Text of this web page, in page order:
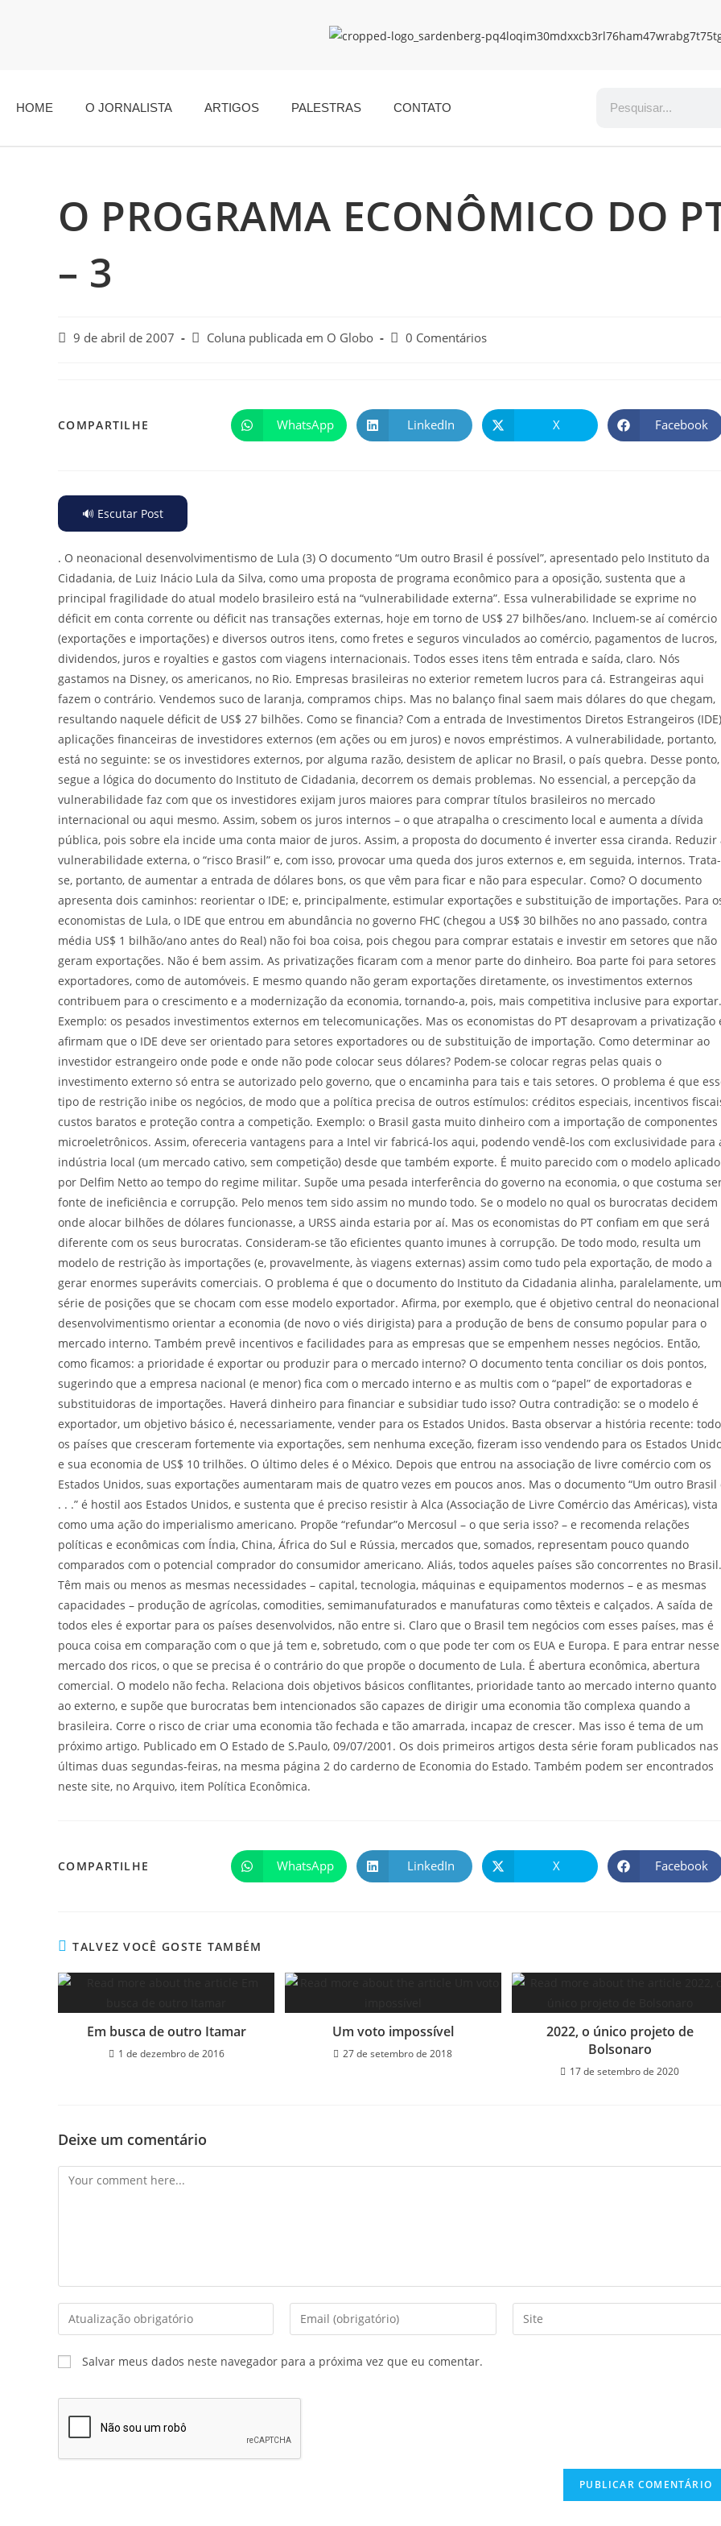
HOME O JORNALISTA ARTIGOS PALESTRAS CONTATO
O PROGRAMA ECONÔMICO DO
– 3
9 de abril de 2007 Coluna publicada em O Globo 0 Comentários
COMPARTILHE WhatsApp LinkedIn X Facebook
🔊 Escutar Post
. O neonacional desenvolvimentismo de Lula (3) O documento “Um outro Brasil é possível”, apresentado pelo Instituto da
Cidadania, de Luiz Inácio Lula da Silva, como uma proposta de programa econômico para a oposição, sustenta que a
principal fragilidade do atual modelo brasileiro está na “vulnerabilidade externa”. Essa vulnerabilidade se exprime no
déficit em conta corrente ou déficit nas transações externas, hoje em torno de US$ 27 bilhões/ano. Incluem-se aí comércio
(exportações e importações) e diversos outros itens, como fretes e seguros vinculados ao comércio, pagamentos de lucros,
dividendos, juros e royalties e gastos com viagens internacionais. Todos esses itens têm entrada e saída, claro. Nós
gastamos na Disney, os americanos, no Rio. Empresas brasileiras no exterior remetem lucros para cá. Estrangeiras aqui
fazem o contrário. Vendemos suco de laranja, compramos chips. Mas no balanço final saem mais dólares do que chegam,
resultando naquele déficit de US$ 27 bilhões. Como se financia? Com a entrada de Investimentos Diretos Estrangeiros
aplicações financeiras de investidores externos (em ações ou em juros) e novos empréstimos. A vulnerabilidade, portanto,
está no seguinte: se os investidores externos, por alguma razão, desistem de aplicar no Brasil, o país quebra. Desse ponto,
segue a lógica do documento do Instituto de Cidadania, decorrem os demais problemas. No essencial, a percepção da
vulnerabilidade faz com que os investidores exijam juros maiores para comprar títulos brasileiros no mercado
internacional ou aqui mesmo. Assim, sobem os juros internos – o que atrapalha o crescimento local e aumenta a dívida
pública, pois sobre ela incide uma conta maior de juros. Assim, a proposta do documento é inverter essa ciranda. Reduzir
vulnerabilidade externa, o “risco Brasil” e, com isso, provocar uma queda dos juros externos e, em seguida, internos. Trata-
se, portanto, de aumentar a entrada de dólares bons, os que vêm para ficar e não para especular. Como? O documento
apresenta dois caminhos: reorientar o IDE; e, principalmente, estimular exportações e substituição de importações. Para
economistas de Lula, o IDE que entrou em abundância no governo FHC (chegou a US$ 30 bilhões no ano passado, contra
média US$ 1 bilhão/ano antes do Real) não foi boa coisa, pois chegou para comprar estatais e investir em setores que não
geram exportações. Não é bem assim. As privatizações ficaram com a menor parte do dinheiro. Boa parte foi para setores
exportadores, como de automóveis. E mesmo quando não geram exportações diretamente, os investimentos externos
contribuem para o crescimento e a modernização da economia, tornando-a, pois, mais competitiva inclusive para exportar.
Exemplo: os pesados investimentos externos em telecomunicações. Mas os economistas do PT desaprovam a privatização
afirmam que o IDE deve ser orientado para setores exportadores ou de substituição de importação. Como determinar ao
investidor estrangeiro onde pode e onde não pode colocar seus dólares? Podem-se colocar regras pelas quais o
investimento externo só entra se autorizado pelo governo, que o encaminha para tais e tais setores. O problema é que
tipo de restrição inibe os negócios, de modo que a política precisa de outros estímulos: créditos especiais, incentivos
custos baratos e proteção contra a competição. Exemplo: o Brasil gasta muito dinheiro com a importação de componentes
microeletrônicos. Assim, ofereceria vantagens para a Intel vir fabricá-los aqui, podendo vendê-los com exclusividade para
indústria local (um mercado cativo, sem competição) desde que também exporte. É muito parecido com o modelo aplicado
por Delfim Netto ao tempo do regime militar. Supõe uma pesada interferência do governo na economia, o que costuma
fonte de ineficiência e corrupção. Pelo menos tem sido assim no mundo todo. Se o modelo no qual os burocratas decidem
onde alocar bilhões de dólares funcionasse, a URSS ainda estaria por aí. Mas os economistas do PT confiam em que será
diferente com os seus burocratas. Consideram-se tão eficientes quanto imunes à corrupção. De todo modo, resulta um
modelo de restrição às importações (e, provavelmente, às viagens externas) assim como tudo pela exportação, de modo a
gerar enormes superávits comerciais. O problema é que o documento do Instituto da Cidadania alinha, paralelamente,
série de posições que se chocam com esse modelo exportador. Afirma, por exemplo, que é objetivo central do neonacional
desenvolvimentismo orientar a economia (de novo o viés dirigista) para a produção de bens de consumo popular para o
mercado interno. Também prevê incentivos e facilidades para as empresas que se empenhem nesses negócios. Então,
como ficamos: a prioridade é exportar ou produzir para o mercado interno? O documento tenta conciliar os dois pontos,
sugerindo que a empresa nacional (e menor) fica com o mercado interno e as multis com o “papel” de exportadoras e
substituidoras de importações. Haverá dinheiro para financiar e subsidiar tudo isso? Outra contradição: se o modelo é
exportador, um objetivo básico é, necessariamente, vender para os Estados Unidos. Basta observar a história recente:
os países que cresceram fortemente via exportações, sem nenhuma exceção, fizeram isso vendendo para os Estados
e sua economia de US$ 10 trilhões. O último deles é o México. Depois que entrou na associação de livre comércio com os
Estados Unidos, suas exportações aumentaram mais de quatro vezes em poucos anos. Mas o documento “Um outro Brasil
. . .” é hostil aos Estados Unidos, e sustenta que é preciso resistir à Alca (Associação de Livre Comércio das Américas), vista
como uma ação do imperialismo americano. Propõe “refundar”o Mercosul – o que seria isso? – e recomenda relações
políticas e econômicas com Índia, China, África do Sul e Rússia, mercados que, somados, representam pouco quando
comparados com o potencial comprador do consumidor americano. Aliás, todos aqueles países são concorrentes no Brasil.
Têm mais ou menos as mesmas necessidades – capital, tecnologia, máquinas e equipamentos modernos – e as mesmas
capacidades – produção de agrícolas, comodities, semimanufaturados e manufaturas como têxteis e calçados. A saída de
todos eles é exportar para os países desenvolvidos, não entre si. Claro que o Brasil tem negócios com esses países, mas é
pouca coisa em comparação com o que já tem e, sobretudo, com o que pode ter com os EUA e Europa. E para entrar nesse
mercado dos ricos, o que se precisa é o contrário do que propõe o documento de Lula. É abertura econômica, abertura
comercial. O modelo não fecha. Relaciona dois objetivos básicos conflitantes, prioridade tanto ao mercado interno quanto
ao externo, e supõe que burocratas bem intencionados são capazes de dirigir uma economia tão complexa quando a
brasileira. Corre o risco de criar uma economia tão fechada e tão amarrada, incapaz de crescer. Mas isso é tema de um
próximo artigo. Publicado em O Estado de S.Paulo, 09/07/2001. Os dois primeiros artigos desta série foram publicados nas
últimas duas segundas-feiras, na mesma página 2 do carderno de Economia do Estado. Também podem ser encontrados
neste site, no Arquivo, item Política Econômica.
COMPARTILHE WhatsApp LinkedIn X Facebook
TALVEZ VOCÊ GOSTE TAMBÉM
Em busca de outro Itamar
1 de dezembro de 2016
Um voto impossível
27 de setembro de 2018
2022, o único projeto de
Bolsonaro
17 de setembro de 2020
Deixe um comentário
Salvar meus dados neste navegador para a próxima vez que eu comentar.